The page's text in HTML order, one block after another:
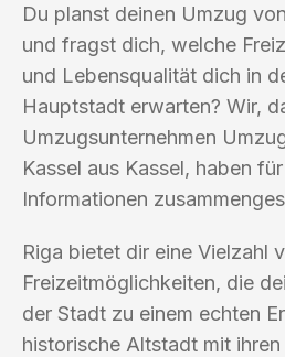
Du planst deinen Umzug
und fragst dich, welche
und Lebensqualität dich in
Hauptstadt erwarten? Wir,
Umzugsunternehmen
Kassel aus Kassel, haben
Informationen
Riga bietet dir eine Vielzahl
Freizeitmöglichkeiten, die
der Stadt zu einem echten
historische Altstadt mit ihren